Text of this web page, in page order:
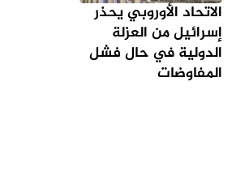
الاتحاد الأوروبي يحذر
إسرائيل من العزلة
الدولية في حال فشل
المفاوضات